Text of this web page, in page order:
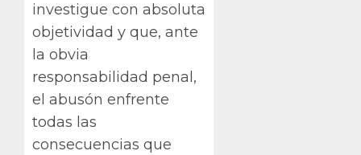
investigue con absoluta
objetividad y que, ante
la obvia
responsabilidad penal,
el abusón enfrente
todas las
consecuencias que